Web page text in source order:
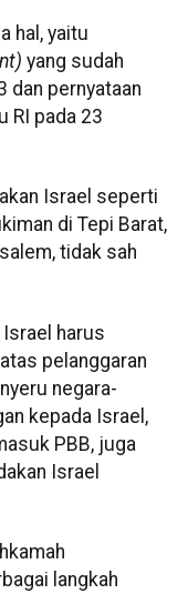
hal, yaitu
yang sudah
dan pernyataan
RI pada 23
Israel seperti
di Tepi Barat,
tidak sah
harus
pelanggaran
negara-
kepada Israel,
PBB, juga
Israel
langkah